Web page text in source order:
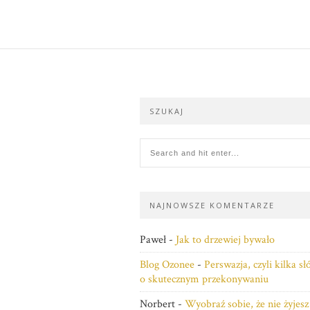
SZUKAJ
NAJNOWSZE KOMENTARZE
Paweł - Jak to drzewiej bywało
Blog Ozonee - Perswazja, czyli kilka
o skutecznym przekonywaniu
Norbert - Wyobraź sobie, że nie żyjesz